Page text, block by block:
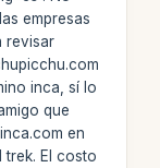
empresas
revisar
inca, sí lo
que
en
El costo